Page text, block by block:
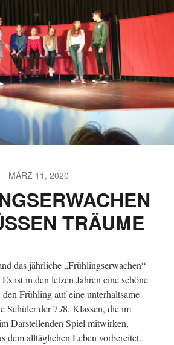
MÄRZ 11, 2020
TRÄUME
das jährliche „Frühlingserwachen“
ist in den letzen Jahren eine schöne
Frühling auf eine unterhaltsame
Schüler der 7./8. Klassen, die im
Darstellenden Spiel mitwirken,
dem alltäglichen Leben vorbereitet.